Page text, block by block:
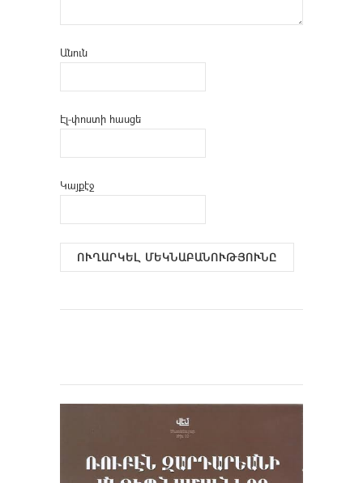
Անուն
Էլ-փոստի հասցե
Կայքէջ